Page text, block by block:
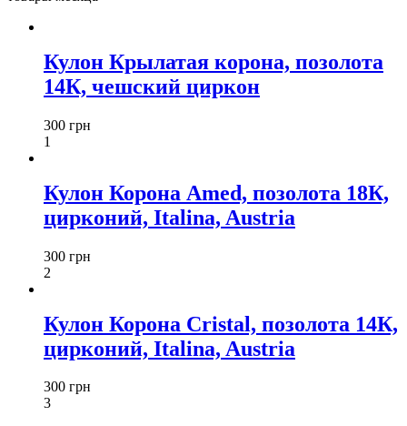
Кулон Крылатая корона, позолота
14К, чешский циркон
300 грн
1
Кулон Корона Amed, позолота 18К,
цирконий, Italina, Austria
300 грн
2
Кулон Корона Cristal, позолота 14К,
цирконий, Italina, Austria
300 грн
3